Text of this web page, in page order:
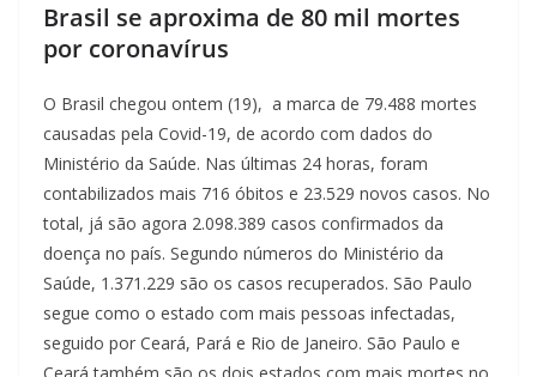
Brasil se aproxima de 80 mil mortes
por coronavírus
O Brasil chegou ontem (19), a marca de 79.488 mortes
causadas pela Covid-19, de acordo com dados do
Ministério da Saúde. Nas últimas 24 horas, foram
contabilizados mais 716 óbitos e 23.529 novos casos. No
total, já são agora 2.098.389 casos confirmados da
doença no país. Segundo números do Ministério da
Saúde, 1.371.229 são os casos recuperados. São Paulo
segue como o estado com mais pessoas infectadas,
seguido por Ceará, Pará e Rio de Janeiro. São Paulo e